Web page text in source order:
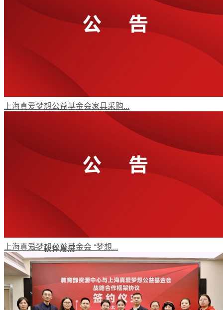
特色项目
专项基金
伙伴发展
评估报告
上海真爱梦想公益基金会家具采购...
上海真爱梦想公益基金会 “梦想...